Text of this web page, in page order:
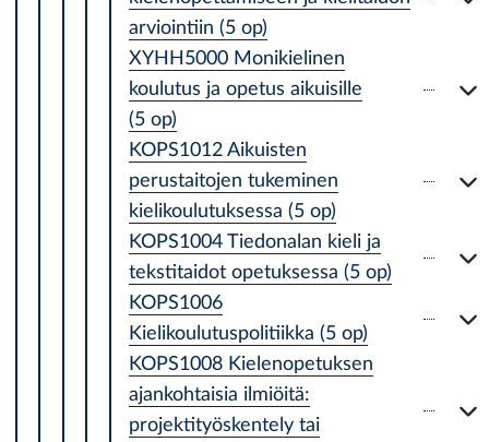
arviointiin (5 op)
XYHH5000 Monikielinen
koulutus ja opetus aikuisille
(5 op)
KOPS1012 Aikuisten
perustaitojen tukeminen
kielikoulutuksessa (5 op)
KOPS1004 Tiedonalan kieli ja
tekstitaidot opetuksessa (5 op)
KOPS1006
Kielikoulutuspolitiikka (5 op)
KOPS1008 Kielenopetuksen
ajankohtaisia ilmiöitä:
projektityöskentely tai